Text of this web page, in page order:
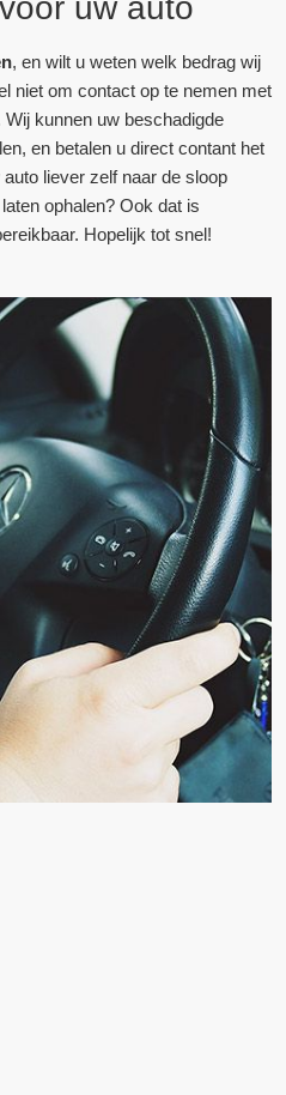
uw auto
, en wilt u weten welk bedrag wij
niet om contact op te nemen met
Wij kunnen uw beschadigde
en betalen u direct contant het
liever zelf naar de sloop
ophalen? Ook dat is
Hopelijk tot snel!